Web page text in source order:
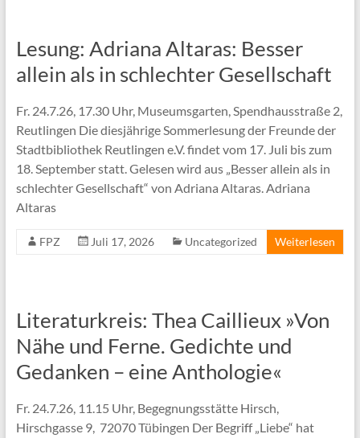
Lesung: Adriana Altaras: Besser
allein als in schlechter Gesellschaft
Fr. 24.7.26, 17.30 Uhr, Museumsgarten, Spendhausstraße 2,
Reutlingen Die diesjährige Sommerlesung der Freunde der
Stadtbibliothek Reutlingen e.V. findet vom 17. Juli bis zum
18. September statt. Gelesen wird aus „Besser allein als in
schlechter Gesellschaft“ von Adriana Altaras. Adriana
Altaras
FPZ Juli 17, 2026 Uncategorized Weiterlesen
Literaturkreis: Thea Caillieux »Von
Nähe und Ferne. Gedichte und
Gedanken – eine Anthologie«
Fr. 24.7.26, 11.15 Uhr, Begegnungsstätte Hirsch,
Hirschgasse 9, 72070 Tübingen Der Begriff „Liebe“ hat